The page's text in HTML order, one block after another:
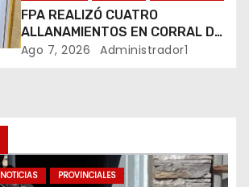
FPA REALIZÓ CUATRO
ALLANAMIENTOS EN CORRAL DE
BUSTOS-IFFLINGER
Ago 7, 2026 Administrador1
NOTICIAS PROVINCIALES